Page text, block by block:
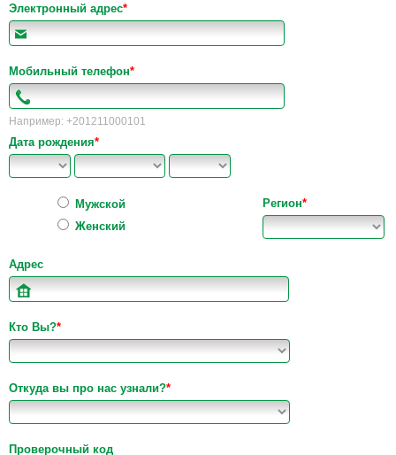
Электронный адрес*
Мобильный телефон*
Например: +201211000101
Дата рождения*
Мужской
Женский
Регион*
Адрес
Кто Вы?*
Откуда вы про нас узнали?*
Проверочный код